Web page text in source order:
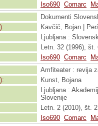
Iso690 Comarc
Dokumenti
Kavčič, Bojan |
Ljubljana :
Letn. 32 (1996),
Iso690 Comarc
Amfiteater : revija
Kunst, Bojana
Ljubljana :
Slovenije
Letn. 2 (2010), št. 2
Iso690 Comarc